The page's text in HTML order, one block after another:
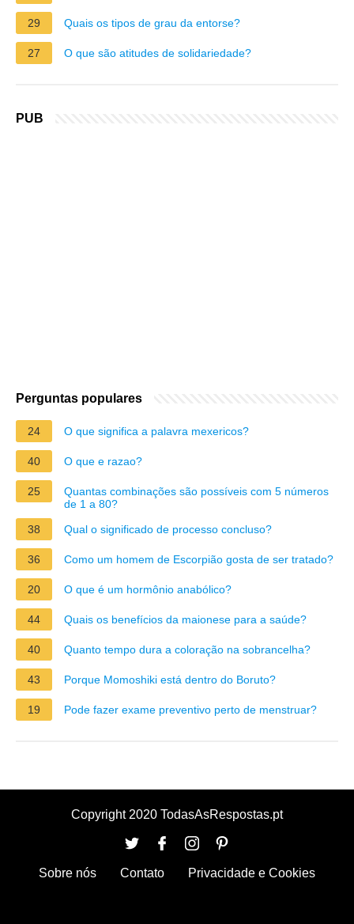
29 Quais os tipos de grau da entorse?
27 O que são atitudes de solidariedade?
PUB
Perguntas populares
24 O que significa a palavra mexericos?
40 O que e razao?
25
Quantas combinações são possíveis com 5 números
de 1 a 80?
38
Qual o significado de processo concluso?
36 Como um homem de Escorpião gosta de ser tratado?
20 O que é um hormônio anabólico?
44 Quais os benefícios da maionese para a saúde?
40 Quanto tempo dura a coloração na sobrancelha?
43 Porque Momoshiki está dentro do Boruto?
19 Pode fazer exame preventivo perto de menstruar?
Copyright 2020 TodasAsRespostas.pt
Sobre nós Contato Privacidade e Cookies